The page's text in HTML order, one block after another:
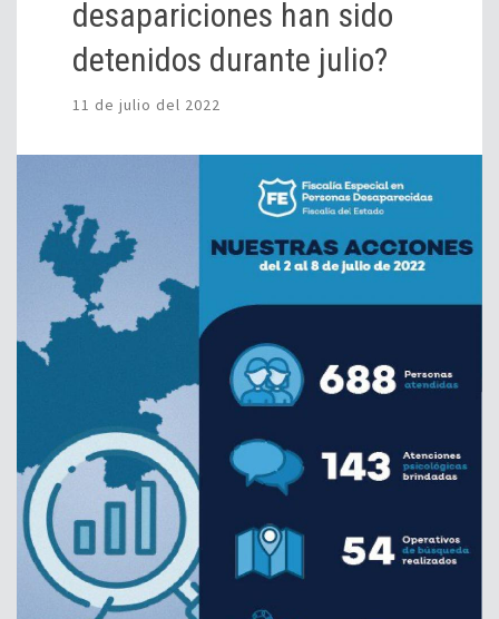
desapariciones han sido
detenidos durante julio?
11 de julio del 2022